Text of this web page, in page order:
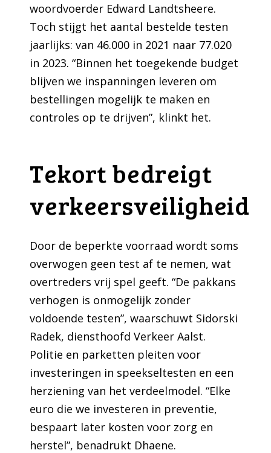
woordvoerder Edward Landtsheere.
Toch stijgt het aantal bestelde testen
jaarlijks: van 46.000 in 2021 naar 77.020
in 2023. “Binnen het toegekende budget
blijven we inspanningen leveren om
bestellingen mogelijk te maken en
controles op te drijven”, klinkt het.
Tekort bedreigt
verkeersveiligheid
Door de beperkte voorraad wordt soms
overwogen geen test af te nemen, wat
overtreders vrij spel geeft. “De pakkans
verhogen is onmogelijk zonder
voldoende testen”, waarschuwt Sidorski
Radek, diensthoofd Verkeer Aalst.
Politie en parketten pleiten voor
investeringen in speekseltesten en een
herziening van het verdeelmodel. “Elke
euro die we investeren in preventie,
bespaart later kosten voor zorg en
herstel”, benadrukt Dhaene.